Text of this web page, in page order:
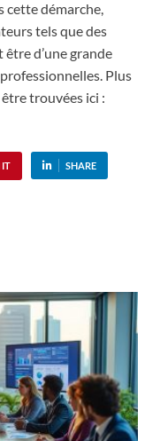
cette démarche,
tels que des
d’une grande
Plus
trouvées ici :
IT SHARE